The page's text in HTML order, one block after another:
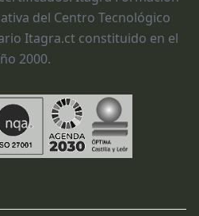
del Centro Tecnológico
Itagra.ct constituido en el
2000.